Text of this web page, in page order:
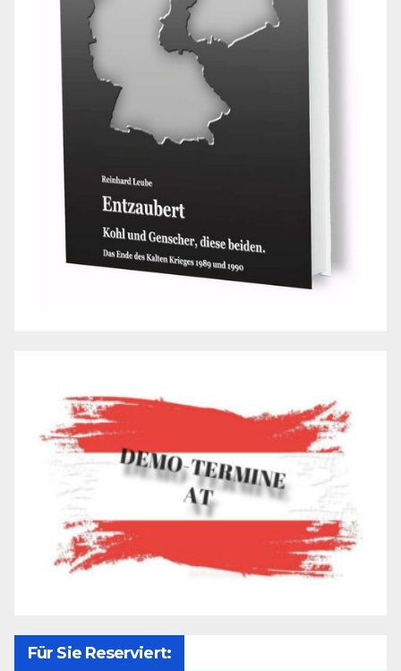
Für Sie Reserviert: